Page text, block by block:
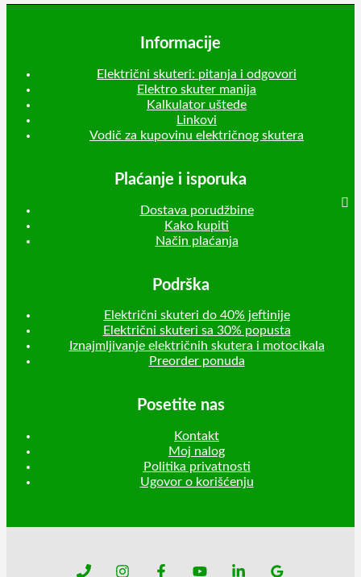
Informacije
Električni skuteri: pitanja i odgovori
Elektro skuter manija
Kalkulator uštede
Linkovi
Vodič za kupovinu električnog skutera
Plaćanje i isporuka
Dostava porudžbine
Kako kupiti
Način plaćanja
Podrška
Električni skuteri do 40% jeftinije
Električni skuteri sa 30% popusta
Iznajmljivanje električnih skutera i motocikala
Preorder ponuda
Posetite nas
Kontakt
Moj nalog
Politika privatnosti
Ugovor o korišćenju